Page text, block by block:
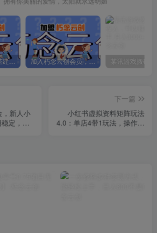
加盟朽念云创，搭建同款项目资源站，实现日入2000+ 加入朽念云创会员，全站资源免费学习。
，新人小
定，日
下一篇
小红书虚拟资料矩阵玩法
4.0：单店4带1玩法，操作模